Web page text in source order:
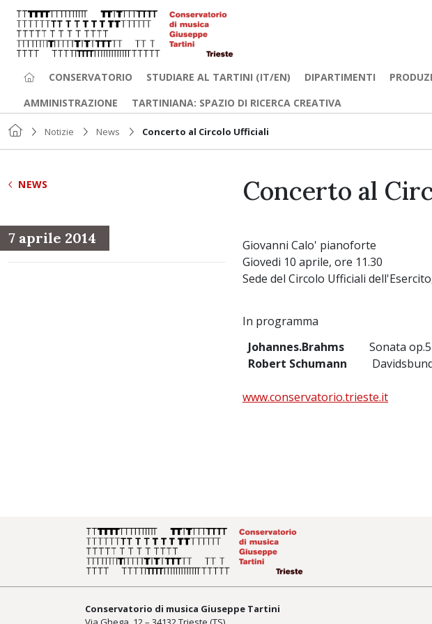
CONSERVATORIO STUDIARE AL TARTINI (IT/EN) DIPARTIMENTI
AMMINISTRAZIONE
TARTINIANA: SPAZIO DI RICERCA CREATIVA
Notizie News Concerto al Circolo Ufficiali
NEWS
7 aprile 2014
Concerto al
Giovanni Calo' pianoforte
Giovedi 10 aprile, ore 11.30
Sede del Circolo Ufficiali
In programma
Johannes.Brahms
Sonata op.5
Robert Schumann
www.conservatorio.trieste.it
Conservatorio di musica Giuseppe Tartini